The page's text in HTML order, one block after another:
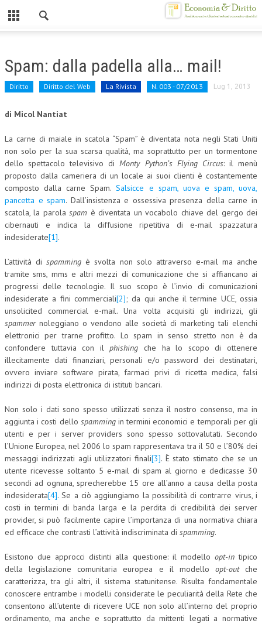
CHI SIAMO
ATTO COSTITUTIVO E STATUTO
ORGANIZZAZIONE
OBIETTIVI
DIREZIONE SCIENTIFICA
ALTA FORMAZIONE
CORSI CE.S.E.D.
ARCHIVIO CORSI 2015
DIVENTA SOCIO
BROCHURE CE.S.E.D.
LA RIVISTA
COMITATO SCIENTIFICO
COMITATO EDITORIALE
REDAZIONE
PEER REVIEW
CODICE ETICO
AUTORI
ECONOMIA
CORPORATE SOCIAL RESPONSIBILITY
ECONOMIA DELL’ARTE
Spam: dalla padella alla… mail!
Diritto Diritto del Web La Rivista N. 003 - 07/2013 Lug 1, 2013
di Micol Nantiat
La carne di maiale in scatola “Spam” è diventata nota negli Stati Uniti
non solo per la sua scarsa qualità, ma soprattutto per un tormentone
dello spettacolo televisivo diMonty Python’s Flying Circus: il menù
proposto dalla cameriera di un locale ai suoi clienti è costantemente
composto dalla carne Spam. Salsicce e spam, uova e spam, uova,
pancetta e spam. Dall’insistenza e ossessiva presenza della carne in
scatola, la parolaspam è diventata un vocabolo chiave del gergo dei
cibernauti e indica la diffusione ripetitiva di e-mail spazzatura
indesiderate[1].
L’attività dispamming è svolta non solo attraverso e-mail ma anche
tramite sms, mms e altri mezzi di comunicazione che si affiancano ai
progressi delle tecnologie. Il suo scopo è l’invio di comunicazioni
indesiderate a fini commerciali[2]; da qui anche il termine UCE, ossia
unsolicited commercial e-mail. Una volta acquisiti gli indirizzi, gli
spammernoleggiano o vendono alle società di marketing tali elenchi
elettronici per trarne profitto. Lo spam in senso stretto non è da
confondere tuttavia con ilphishing che ha lo scopo di ottenere
illecitamente dati finanziari, personali e/o password dei destinatari,
ovvero inviare software pirata, farmaci privi di ricetta medica, falsi
indirizzi di posta elettronica di istituti bancari.
Non solo i dati sono spesso utilizzati senza il nostro consenso, ma in
aggiunta i costi dello spammingin termini economici e temporali per gli
utenti e per i server providers sono spesso sottovalutati. Secondo
l’Unione Europea, nel 2006 lo spam rappresentava tra il 50 e l’80% dei
messaggi indirizzati agli utilizzatori finali[3]. È stato stimato che se un
utente ricevesse soltanto 5 e-mail di spam al giorno e dedicasse 30
secondi ad ognuna, sprecherebbe 15 ore all’anno a causa della posta
indesiderata[4]. Se a ciò aggiungiamo la possibilità di contrarre virus, i
costi in termini di banda larga e la perdita di credibilità dei server
provider, si può facilmente capire l’importanza di una normativa chiara
ed efficace che contrasti l’attività indiscriminata di spamming.
Esistono due approcci distinti alla questione: il modello opt-intipico
della legislazione comunitaria europea e il modello opt-out che
caratterizza, tra gli altri, il sistema statunitense. Risulta fondamentale
conoscere entrambe i modelli considerate le peculiarità della Rete che
consentono all’utente di ricevere UCE non solo all’interno del proprio
ordinamento, ma anche e soprattutto da mittenti legati a normative